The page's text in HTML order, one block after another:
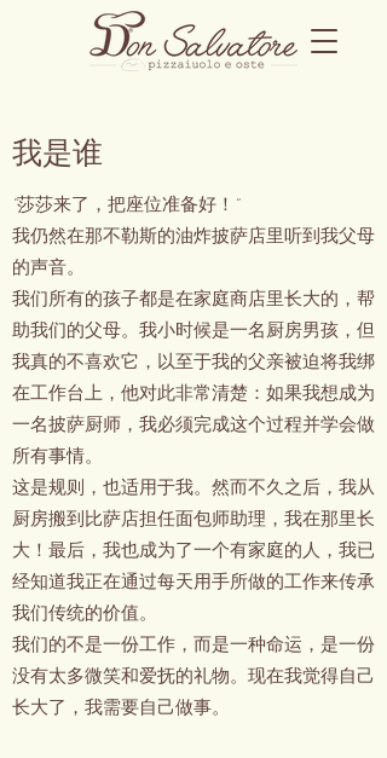
我是谁
“莎莎来了，把座位准备好！”
我仍然在那不勒斯的油炸披萨店里听到我父母
的声音。
我们所有的孩子都是在家庭商店里长大的，帮
助我们的父母。我小时候是一名厨房男孩，但
我真的不喜欢它，以至于我的父亲被迫将我绑
在工作台上，他对此非常清楚：如果我想成为
一名披萨厨师，我必须完成这个过程并学会做
所有事情。
这是规则，也适用于我。然而不久之后，我从
厨房搬到比萨店担任面包师助理，我在那里长
大！最后，我也成为了一个有家庭的人，我已
经知道我正在通过每天用手所做的工作来传承
我们传统的价值。
我们的不是一份工作，而是一种命运，是一份
没有太多微笑和爱抚的礼物。现在我觉得自己
长大了，我需要自己做事。